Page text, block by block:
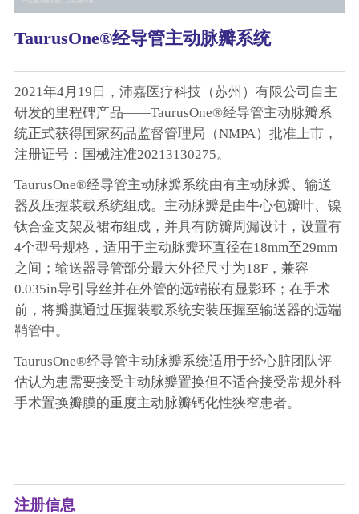
TaurusOne®经导管主动脉瓣系统
2021年4月19日，沛嘉医疗科技（苏州）有限公司自主
研发的里程碑产品——TaurusOne®经导管主动脉瓣系
统正式获得国家药品监督管理局（NMPA）批准上市，
注册证号：国械注准20213130275。
TaurusOne®经导管主动脉瓣系统由有主动脉瓣、输送
器及压握装载系统组成。主动脉瓣是由牛心包瓣叶、镍
钛合金支架及裙布组成，并具有防瓣周漏设计，设置有
4个型号规格，适用于主动脉瓣环直径在18mm至29mm
之间；输送器导管部分最大外径尺寸为18F，兼容
0.035in导引导丝并在外管的远端嵌有显影环；在手术
前，将瓣膜通过压握装载系统安装压握至输送器的远端
鞘管中。
TaurusOne®经导管主动脉瓣系统适用于经心脏团队评
估认为患需要接受主动脉瓣置换但不适合接受常规外科
手术置换瓣膜的重度主动脉瓣钙化性狭窄患者。
注册信息